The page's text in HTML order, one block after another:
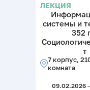
ЛЕКЦИЯ
системы и
352
т
7 корпус,
комната
09.02.2026